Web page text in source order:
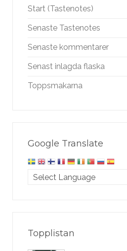
Start (Tastenotes)
Senaste Tastenotes
Senaste kommentarer
Senast inlagda flaska
Toppsmakarna
Google Translate
Topplistan